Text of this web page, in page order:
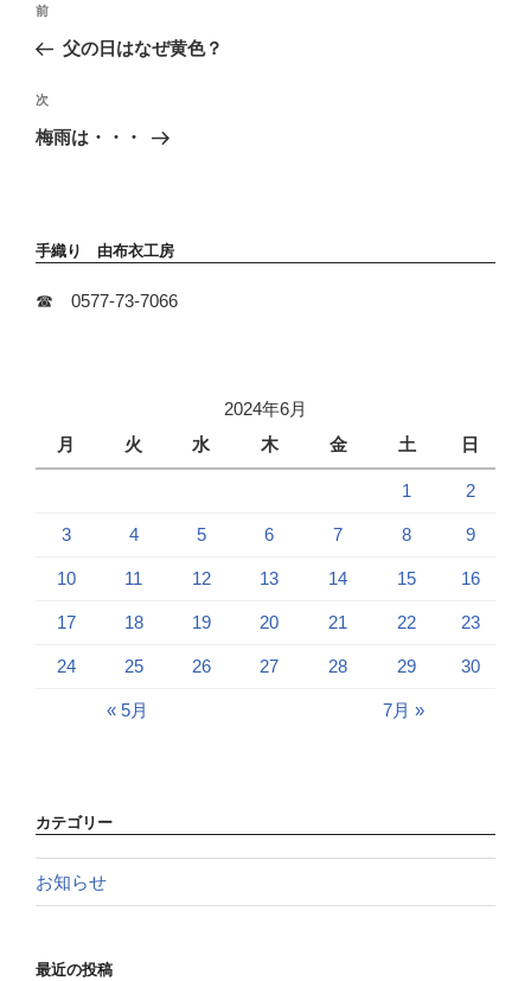
稿
ナ
ゲ
ー
前
の
稿
前
父の日はなぜ黄色？
次
の
次
梅雨は・・・
手織り 由布衣工房
☎ 0577-73-7066
2024年6月
月
火 水 木 金 土 日
1 2
3 4 5 6 7 8 9
10 11 12 13 14 15 16
17 18 19 20 21 22 23
24 25 26 27 28 29 30
« 5月 7月 »
カテゴリー
お知らせ
最近の投稿